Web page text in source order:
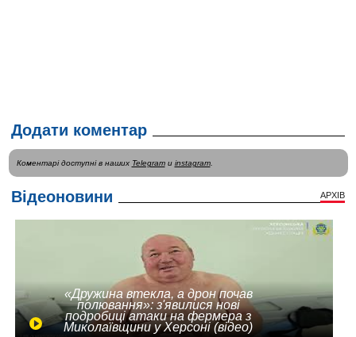
Додати коментар
Коментарі доступні в наших Telegramи instagram.
Відеоновини АРХІВ
«Дружина втекла, а дрон почав
полювання»: з'явилися нові
подробиці атаки на фермера з
Миколаївщини у Херсоні (відео)